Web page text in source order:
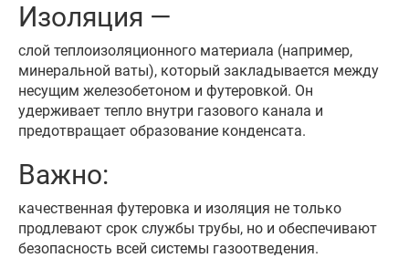
Изоляция —
слой теплоизоляционного материала (например,
минеральной ваты), который закладывается между
несущим железобетоном и футеровкой. Он
удерживает тепло внутри газового канала и
предотвращает образование конденсата.
Важно:
качественная футеровка и изоляция не только
продлевают срок службы трубы, но и обеспечивают
безопасность всей системы газоотведения.